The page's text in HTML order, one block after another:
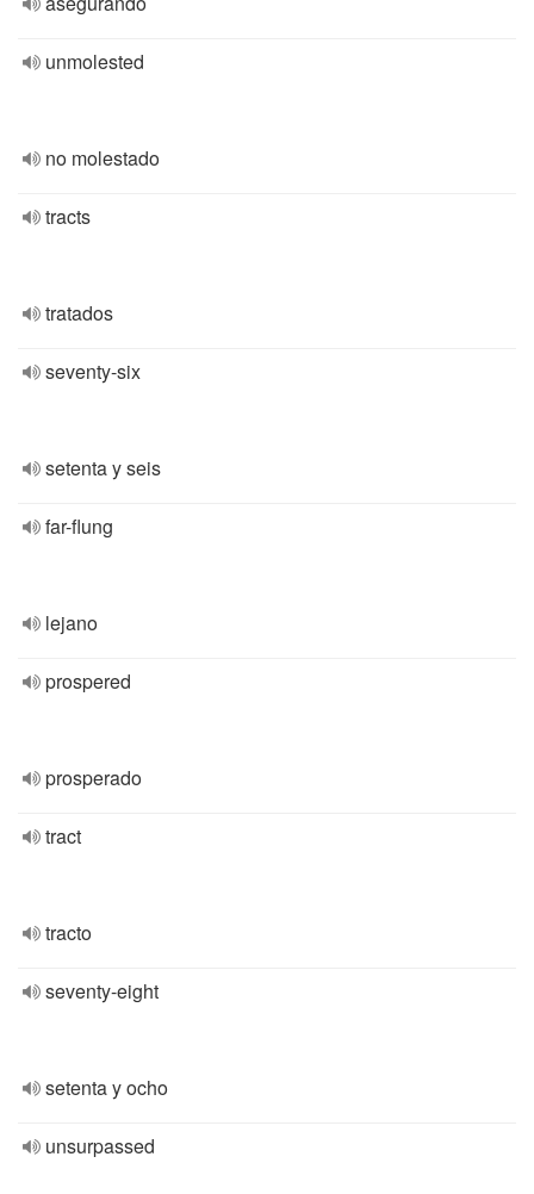
unmolested
no molestado
tracts
tratados
seventy-six
setenta y seis
far-flung
lejano
prospered
prosperado
tract
tracto
seventy-eight
setenta y ocho
unsurpassed